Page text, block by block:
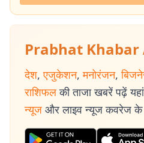
Prabhat Khabar
देश, एजुकेशन, मनोरंजन,
राशिफल की ताजा खबरें पढ़ें
न्यूज और लाइव न्यूज कवरेज के